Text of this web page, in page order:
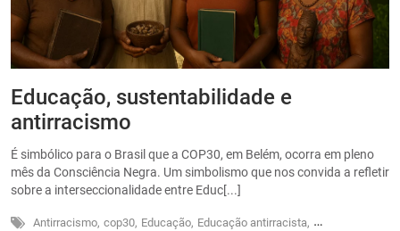
Educação, sustentabilidade e
antirracismo
É simbólico para o Brasil que a COP30, em Belém, ocorra em pleno
mês da Consciência Negra. Um simbolismo que nos convida a refletir
sobre a interseccionalidade entre Educ[...]
Antirracismo, cop30, Educação, Educação antirracista, Sustentabilidade